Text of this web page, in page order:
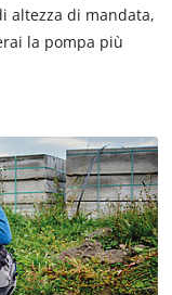
altezza di mandata,
la pompa più